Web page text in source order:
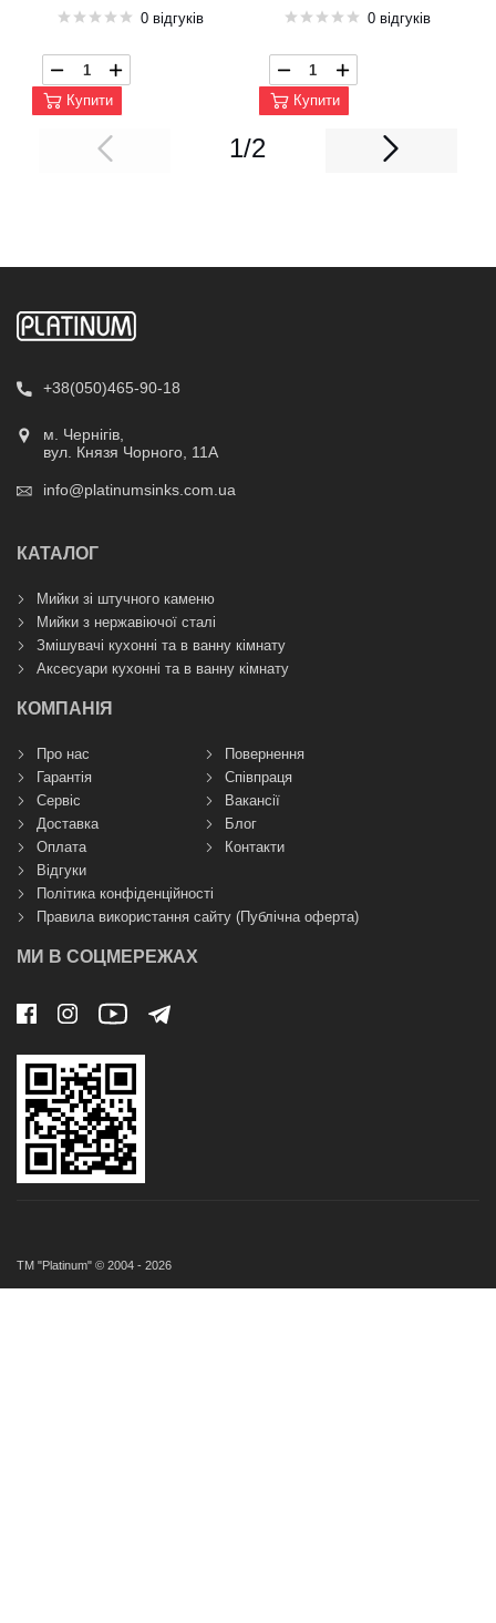
0 відгуків
Купити
0 відгуків
Купити
1/2
+38(050)465-90-18
м. Чернігів,
вул. Князя Чорного, 11А
info@platinumsinks.com.ua
КАТАЛОГ
Мийки зі штучного каменю
Мийки з нержавіючої сталі
Змішувачі кухонні та в ванну кімнату
Аксесуари кухонні та в ванну кімнату
КОМПАНІЯ
Про нас
Гарантія
Сервіс
Доставка
Оплата
Повернення
Співпраця
Вакансії
Блог
Контакти
Відгуки
Політика конфіденційності
Правила використання сайту (Публічна оферта)
МИ В СОЦМЕРЕЖАХ
ТМ "Platinum" © 2004 - 2026